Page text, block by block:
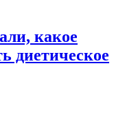
какое
диетическое